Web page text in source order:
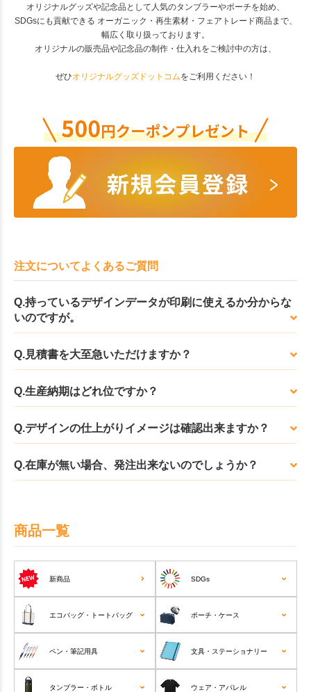
オリジナルグッズや記念品として人気のタンブラーやポーチを始め、
SDGsにも貢献できる オーガニック・再生素材・フェアトレード商品まで、
幅広く取り扱っております。
オリジナルの販売品や記念品の制作・仕入れをご検討中の方は、
ぜひオリジナルグッズドットコムをご利用ください！
注文についてよくあるご質問
Q.持っているデザインデータが印刷に使えるか分からな
いのですが。
Q.見積書を大至急いただけますか？
Q.生産納期はどれ位ですか？
Q.デザインの仕上がりイメージは確認出来ますか？
Q.在庫が無い場合、発注出来ないのでしょうか？
商品一覧
新商品 SDGs
エコバッグ・トートバッグ ポーチ・ケース
ペン・筆記用具 文具・ステーショナリー
タンブラー・ボトル ウェア・アパレル